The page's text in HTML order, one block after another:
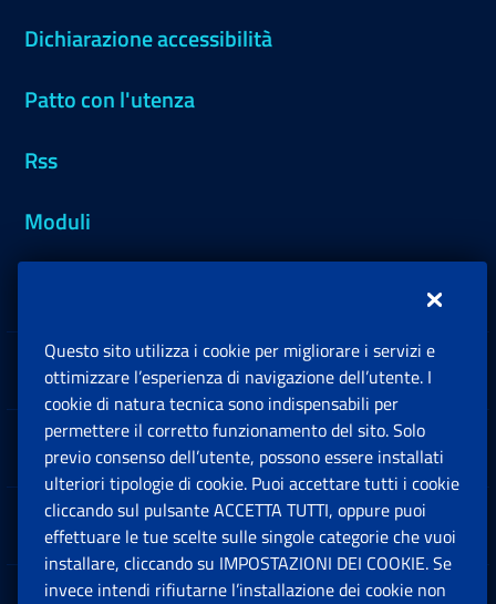
Dichiarazione accessibilità
Patto con l'utenza
Rss
Moduli
Sedi e Contatti
Software
Note Legali
Questo sito utilizza i cookie per migliorare i servizi e
ottimizzare l’esperienza di navigazione dell’utente. I
cookie di natura tecnica sono indispensabili per
permettere il corretto funzionamento del sito. Solo
previo consenso dell’utente, possono essere installati
ulteriori tipologie di cookie. Puoi accettare tutti i cookie
cliccando sul pulsante ACCETTA TUTTI, oppure puoi
effettuare le tue scelte sulle singole categorie che vuoi
installare, cliccando su IMPOSTAZIONI DEI COOKIE. Se
invece intendi rifiutarne l’installazione dei cookie non